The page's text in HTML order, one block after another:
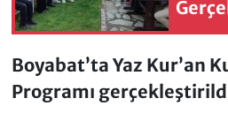
Boyabat’ta Yaz Kur’an
Programı